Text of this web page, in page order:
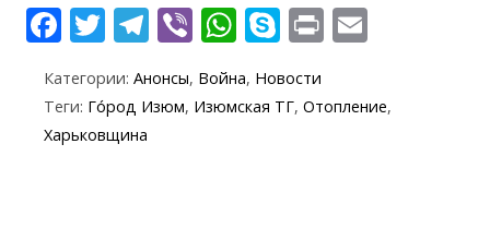
F
e
b
T
itt
er
T
e
Vi
er
W
at
S
y
p
Pr
t ai
Категории: Анонсы, Война, Новости
Теги: Го́род Изюм, Изюмская ТГ, Отопление,
Харьковщина